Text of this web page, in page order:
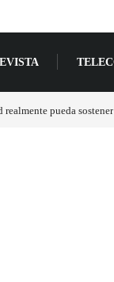
de desarrollo